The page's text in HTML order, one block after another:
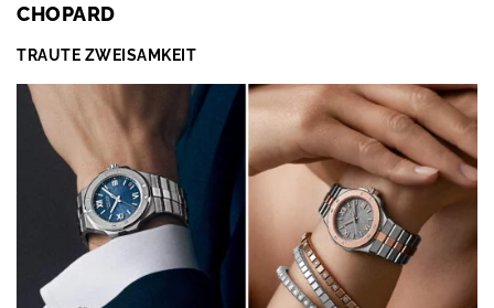
CHOPARD
TRAUTE ZWEISAMKEIT